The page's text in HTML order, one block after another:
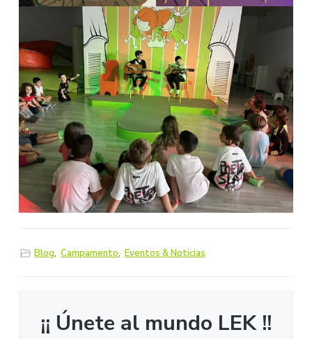
Blog, Campamento, Eventos & Noticias
¡¡ Únete al mundo LEK !!